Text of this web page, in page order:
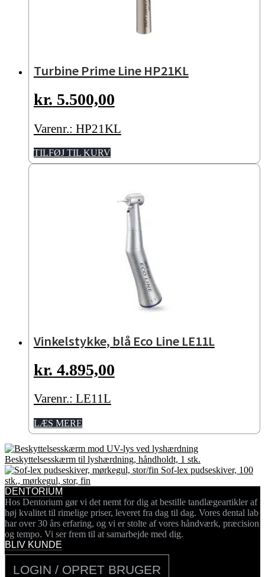
Turbine Prime Line HP21KL
kr. 5.500,00
Varenr.: HP21KL
TILFØJ TIL KURV
Vinkelstykke, blå Eco Line LE11L
kr. 4.895,00
Varenr.: LE11L
LÆS MERE
Beskyttelsesskærm til lyshærdning, håndholdt, 1 stk.
Sof-lex pudseskiver, 100
stk., mørkegul, stor, fin
DENTORIUM
Hos Dentorium gør vi det nemt for dig at bestille tandlægeartikler af
høj kvalitet til rimelige priser, leveret fra dag til dag. Vores dental lab
har over 30 års erfaring, og vi er stolte af vores håndværk, præcision
og tempo. Vi ser frem til at samarbejde med dig.
BLIV KUNDE
LOGIN / OPRET BRUGER